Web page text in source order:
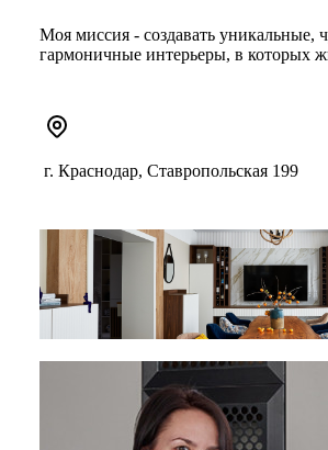
Моя миссия - создавать уникальные,
гармоничные интерьеры, в которых
г. Краснодар, Ставропольская 199